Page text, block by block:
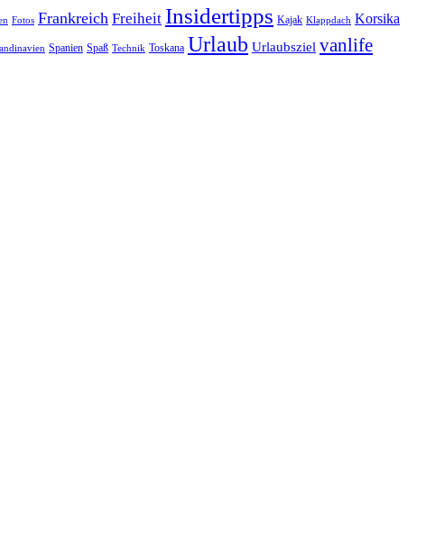
Fotos Frankreich Freiheit Insidertipps Kajak Klappdach Korsika
Spanien Spaß Technik Toskana Urlaub Urlaubsziel vanlife